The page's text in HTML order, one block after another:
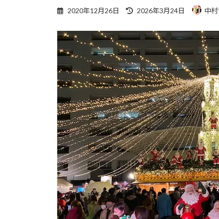
2020年12月26日
最
新
時
:
2026年3月24日 中